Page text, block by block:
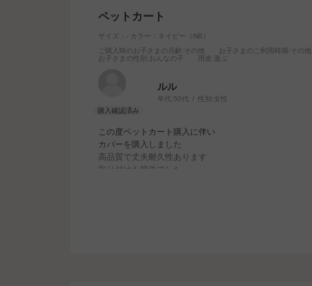
ペットカート
サイズ：- カラー：ネイビー（NB）
ご購入時のお子さまの月齢 :その他 お子さまのご利用時期 :その他
お子さまの性別 :おんなの子 用途 :遊ぶ
ルル
年代:50代 性別: 女性
この度ペットカート購入に伴い
カバーを購入しました
高品質で丈夫耐久性あります
取り付けも簡単でした